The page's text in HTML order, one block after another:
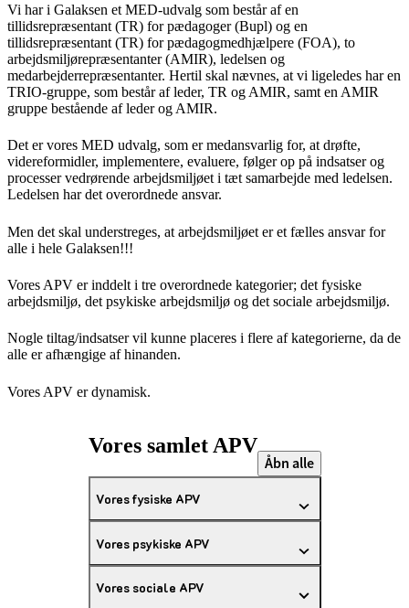
Vi har i Galaksen et MED-udvalg som består af en
tillidsrepræsentant (TR) for pædagoger (Bupl) og en
tillidsrepræsentant (TR) for pædagogmedhjælpere (FOA), to
arbejdsmiljørepræsentanter (AMIR), ledelsen og
medarbejderrepræsentanter. Hertil skal nævnes, at vi ligeledes har en
TRIO-gruppe, som består af leder, TR og AMIR, samt en AMIR
gruppe bestående af leder og AMIR.
Det er vores MED udvalg, som er medansvarlig for, at drøfte,
videreformidler, implementere, evaluere, følger op på indsatser og
processer vedrørende arbejdsmiljøet i tæt samarbejde med ledelsen.
Ledelsen har det overordnede ansvar.
Men det skal understreges, at arbejdsmiljøet er et fælles ansvar for
alle i hele Galaksen!!!
Vores APV er inddelt i tre overordnede kategorier; det fysiske
arbejdsmiljø, det psykiske arbejdsmiljø og det sociale arbejdsmiljø.
Nogle tiltag/indsatser vil kunne placeres i flere af kategorierne, da de
alle er afhængige af hinanden.
Vores APV er dynamisk.
Vores samlet APV
Åbn alle
Vores fysiske APV
Vores psykiske APV
Vores sociale APV